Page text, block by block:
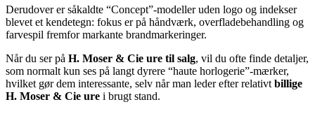
Derudover er såkaldte “Concept”-modeller uden logo og indekser
blevet et kendetegn: fokus er på håndværk, overfladebehandling og
farvespil fremfor markante brandmarkeringer.
Når du ser på H. Moser & Cie ure til salg, vil du ofte finde detaljer,
som normalt kun ses på langt dyrere “haute horlogerie”-mærker,
hvilket gør dem interessante, selv når man leder efter relativt billige
H. Moser & Cie ure i brugt stand.